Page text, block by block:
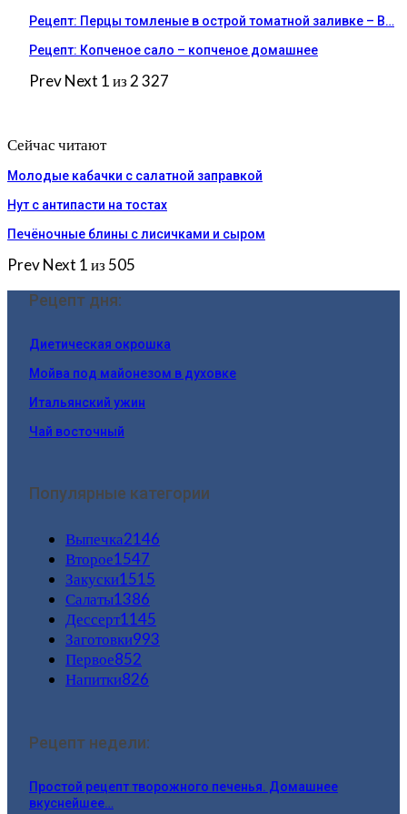
Рецепт: Перцы томленые в острой томатной заливке – В…
Рецепт: Копченое сало – копченое домашнее
PrevNext 1 из 2 327
Сейчас читают
Молодые кабачки с салатной заправкой
Нут с антипасти на тостах
Печёночные блины с лисичками и сыром
PrevNext 1 из 505
Рецепт дня:
Диетическая окрошка
Мойва под майонезом в духовке
Итальянский ужин
Чай восточный
Популярные категории
Выпечка2146
Второе1547
Закуски1515
Салаты1386
Дессерт1145
Заготовки993
Первое852
Напитки826
Рецепт недели:
Простой рецепт творожного печенья. Домашнее
вкуснейшее…